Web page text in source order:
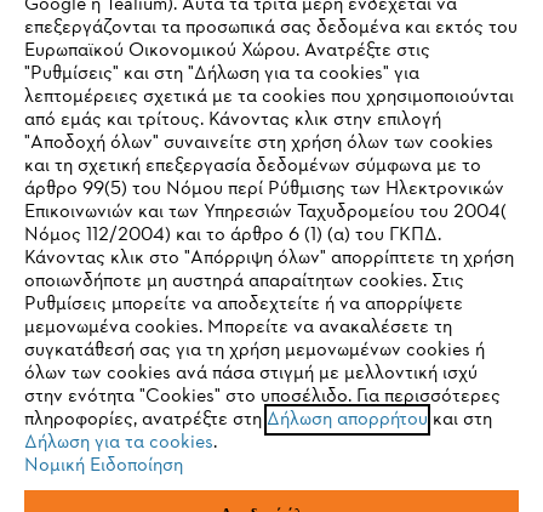
STIHL Συχνές ερωτήσεις
Service
Πολιτική απορρήτου Νομικό κείμενο Cookies
Νομικές πληροφορίες
ANDREAS STIHL ΜΟΝΟΠΡΟΣΩΠΗ Α.Ε.
ΥΠΟΚΑΤΑΣΤΗΜΑ ΚΥΠΡΟΥ
IHR BROWSER WIRD NICHT
UNTERSTÜTZT
Sie nutzen einen Browser, den wir noch nicht unterstützen. Für
eine optimale Nutzung unserer Seite empfehlen wir Ihnen, zu
einem der folgenden Browser zu wechseln:
Firefox Chrome
επεξεργάζονται τα προσωπικά σας δεδομένα και εκτός του
Ευρωπαϊκού Οικονομικού Χώρου. Ανατρέξτε στις
"Ρυθμίσεις" και στη "Δήλωση για τα cookies" για
λεπτομέρειες σχετικά με τα cookies που χρησιμοποιούνται
από εμάς και τρίτους. Κάνοντας κλικ στην επιλογή
"Αποδοχή όλων" συναινείτε στη χρήση όλων των cookies
και τη σχετική επεξεργασία δεδομένων σύμφωνα με το
άρθρο 99(5) του Νόμου περί Ρύθμισης των Ηλεκτρονικών
Επικοινωνιών και των Υπηρεσιών Ταχυδρομείου του 2004(
Νόμος 112/2004) και το άρθρο 6 (1) (α) του ΓΚΠΔ.
Κάνοντας κλικ στο "Απόρριψη όλων" απορρίπτετε τη χρήση
οποιωνδήποτε μη αυστηρά απαραίτητων cookies. Στις
Ρυθμίσεις μπορείτε να αποδεχτείτε ή να απορρίψετε
μεμονωμένα cookies. Μπορείτε να ανακαλέσετε τη
συγκατάθεσή σας για τη χρήση μεμονωμένων cookies ή
όλων των cookies ανά πάσα στιγμή με μελλοντική ισχύ
στην ενότητα "Cookies" στο υποσέλιδο. Για περισσότερες
πληροφορίες, ανατρέξτε στηΔήλωση απορρήτου και στη
Δήλωση για τα cookies.
Νομική Ειδοποίηση